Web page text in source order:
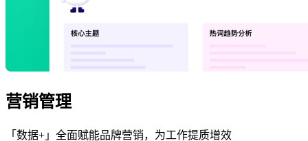
营销管理
「数据+」全面赋能品牌营销，为工作提质增效